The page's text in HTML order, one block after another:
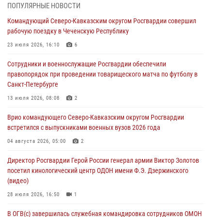
Кузбассе
08 августа 2026, 07:00
ограниченными возможностями здоровья (видео)
08 августа 2026, 06:32 1
Спецназ Росгвардии в Марий Эл почтил память товарища на
08 августа 2026, 06:15 9
День физкультурника в Уральском округе Росгвардии отметили
08 августа 2026, 06:03
ПОПУЛЯРНЫЕ НОВОСТИ
Командующий Северо-Кавказским округом Росгвардии совершил
рабочую поездку в Чеченскую Республику
23 июля 2026, 16:10 6
Сотрудники и военнослужащие Росгвардии обеспечили
правопорядок при проведении товарищеского матча по футболу в
Санкт-Петербурге
13 июля 2026, 08:08 2
Врио командующего Северо-Кавказским округом Росгвардии
встретился с выпускниками военных вузов 2026 года
04 августа 2026, 05:00 2
Директор Росгвардии Герой России генерал армии Виктор Золотов
посетил кинологический центр ОДОН имени Ф.Э. Дзержинского
(видео)
28 июля 2026, 16:50 1
В ОГВ(с) завершилась служебная командировка сотрудников ОМОН